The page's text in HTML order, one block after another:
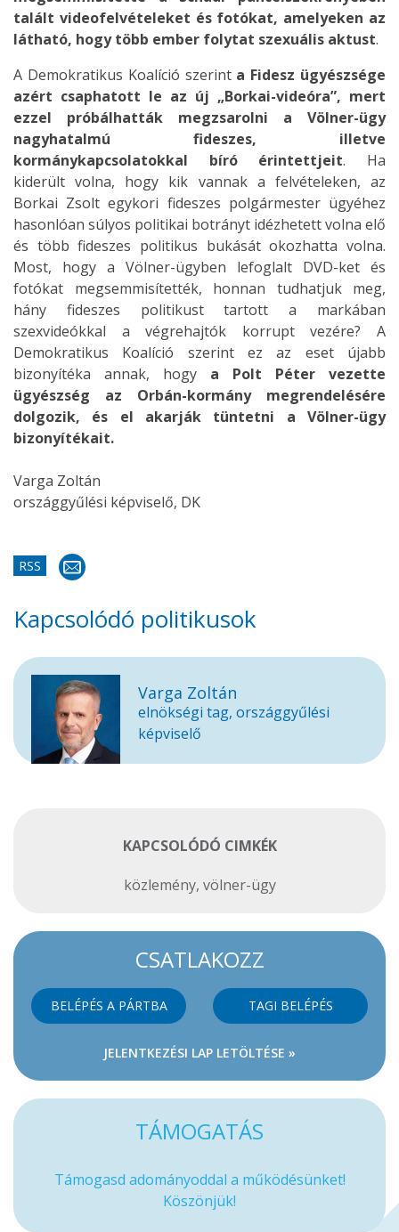
talált videofelvételeket és fotókat, amelyeken az
látható, hogy több ember folytat szexuális aktust.
A Demokratikus Koalíció szerint a Fidesz ügyészsége
azért csaphatott le az új „Borkai-videóra”, mert
ezzel próbálhatták megzsarolni a Völner-ügy
nagyhatalmú fideszes, illetve
kormánykapcsolatokkal bíró érintettjeit. Ha
kiderült volna, hogy kik vannak a felvételeken, az
Borkai Zsolt egykori fideszes polgármester ügyéhez
hasonlóan súlyos politikai botrányt idézhetett volna elő
és több fideszes politikus bukását okozhatta volna.
Most, hogy a Völner-ügyben lefoglalt DVD-ket és
fotókat megsemmisítették, honnan tudhatjuk meg,
hány fideszes politikust tartott a markában
szexvideókkal a végrehajtók korrupt vezére? A
Demokratikus Koalíció szerint ez az eset újabb
bizonyítéka annak, hogy a Polt Péter vezette
ügyészség az Orbán-kormány megrendelésére
dolgozik, és el akarják tüntetni a Völner-ügy
bizonyítékait.
Varga Zoltán
országgyűlési képviselő, DK
RSS
Kapcsolódó politikusok
Varga Zoltán
elnökségi tag, országgyűlési
képviselő
KAPCSOLÓDÓ CIMKÉK
közlemény, völner-ügy
CSATLAKOZZ
BELÉPÉS A PÁRTBA TAGI BELÉPÉS
JELENTKEZÉSI LAP LETÖLTÉSE »
TÁMOGATÁS
Támogasd adományoddal a működésünket!
Köszönjük!